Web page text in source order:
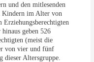
und den mitlesenden
Kindern im Alter von
Erziehungsberechtigten
geben 526
(meist die
von vier und fünf
dieser Altersgruppe.